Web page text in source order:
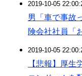
2019-10-05
男「車で事故
険会社社員「
2019-10-05
【悲報】厚